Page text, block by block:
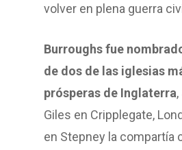
volver en plena guerra
Burroughs fue
de dos de las iglesias
prósperas de Inglaterra
Giles en Cripplegate,
en Stepney la compartía